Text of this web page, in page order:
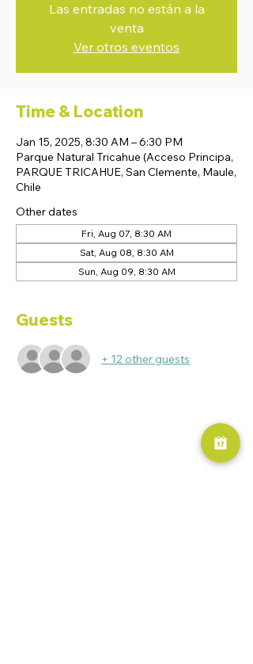
Las entradas no están a la
venta
Ver otros eventos
Time & Location
Jan 15, 2025, 8:30 AM – 6:30 PM
Parque Natural Tricahue (Acceso Principa,
PARQUE TRICAHUE, San Clemente, Maule,
Chile
Other dates
Fri, Aug 07, 8:30 AM
Sat, Aug 08, 8:30 AM
Sun, Aug 09, 8:30 AM
Guests
+ 12 other guests